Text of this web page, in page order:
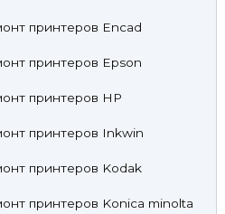
принтеров Encad
принтеров Epson
принтеров HP
принтеров Inkwin
принтеров Kodak
принтеров Konica minolta